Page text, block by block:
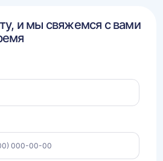
и мы свяжемся с вами